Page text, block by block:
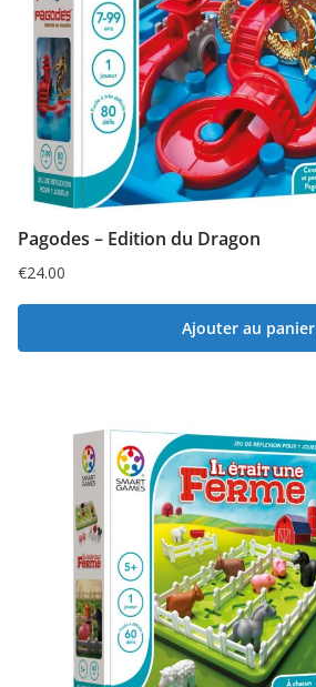
Pagodes – Edition du Dragon
€24.00
Ajouter au panier